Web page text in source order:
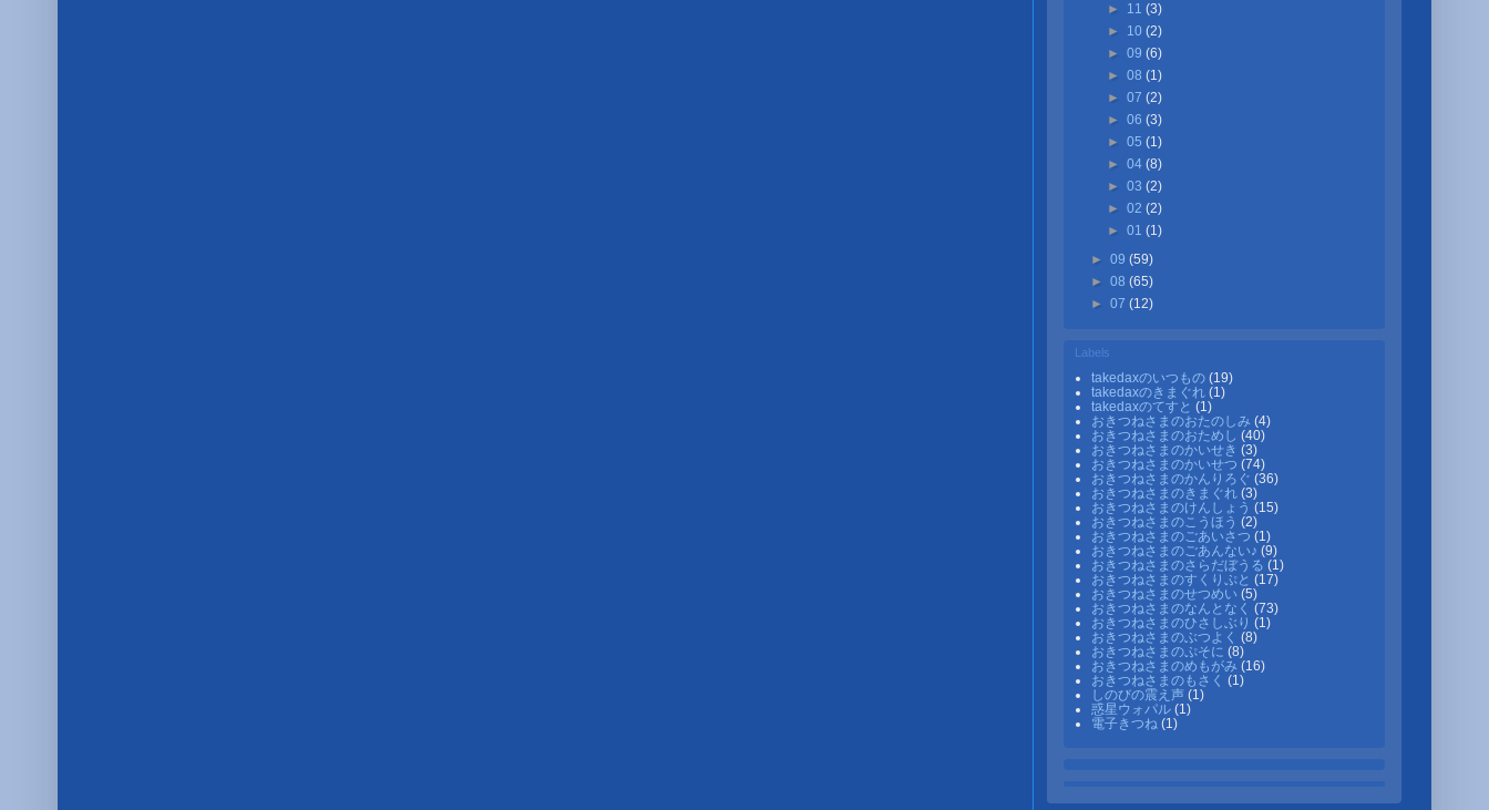
► 11 (3)
► 10 (2)
► 09 (6)
► 08 (1)
► 07 (2)
► 06 (3)
► 05 (1)
► 04 (8)
► 03 (2)
► 02 (2)
► 01 (1)
►09(59)
►08(65)
►07(12)
Labels
takedaxのいつもの (19)
takedaxのきまぐれ (1)
takedaxのてすと (1)
おきつねさまのおたのしみ (4)
おきつねさまのおためし (40)
おきつねさまのかいせき (3)
おきつねさまのかいせつ (74)
おきつねさまのかんりろぐ (36)
おきつねさまのきまぐれ (3)
おきつねさまのけんしょう (15)
おきつねさまのこうほう (2)
おきつねさまのごあいさつ (1)
おきつねさまのごあんない♪ (9)
おきつねさまのさらだぼうる (1)
おきつねさまのすくりぷと (17)
おきつねさまのせつめい (5)
おきつねさまのなんとなく (73)
おきつねさまのひさしぶり (1)
おきつねさまのぶつよく (8)
おきつねさまのぷそに (8)
おきつねさまのめもがみ (16)
おきつねさまのもさく (1)
しのびの震え声 (1)
惑星ウォパル (1)
電子きつね (1)